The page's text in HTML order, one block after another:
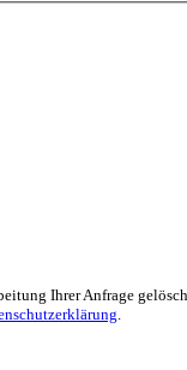
Ihrer Anfrage